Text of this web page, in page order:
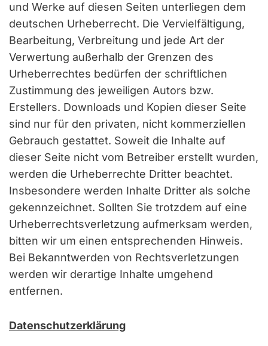
und Werke auf diesen Seiten unterliegen dem
deutschen Urheberrecht. Die Vervielfältigung,
Bearbeitung, Verbreitung und jede Art der
Verwertung außerhalb der Grenzen des
Urheberrechtes bedürfen der schriftlichen
Zustimmung des jeweiligen Autors bzw.
Erstellers. Downloads und Kopien dieser Seite
sind nur für den privaten, nicht kommerziellen
Gebrauch gestattet. Soweit die Inhalte auf
dieser Seite nicht vom Betreiber erstellt wurden,
werden die Urheberrechte Dritter beachtet.
Insbesondere werden Inhalte Dritter als solche
gekennzeichnet. Sollten Sie trotzdem auf eine
Urheberrechtsverletzung aufmerksam werden,
bitten wir um einen entsprechenden Hinweis.
Bei Bekanntwerden von Rechtsverletzungen
werden wir derartige Inhalte umgehend
entfernen.
Datenschutzerklärung